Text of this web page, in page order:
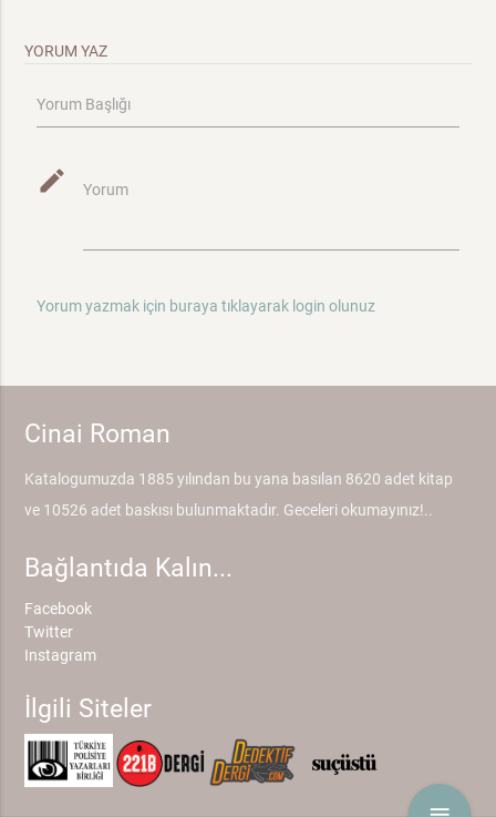
YORUM YAZ
Yorum Başlığı
mode_edit Yorum
Yorum yazmak için buraya tıklayarak login olunuz
Cinai Roman
Katalogumuzda 1885 yılından bu yana basılan 8620 adet kitap
ve 10526 adet baskısı bulunmaktadır. Geceleri okumayınız!..
Bağlantıda Kalın...
Facebook
Twitter
Instagram
İlgili Siteler